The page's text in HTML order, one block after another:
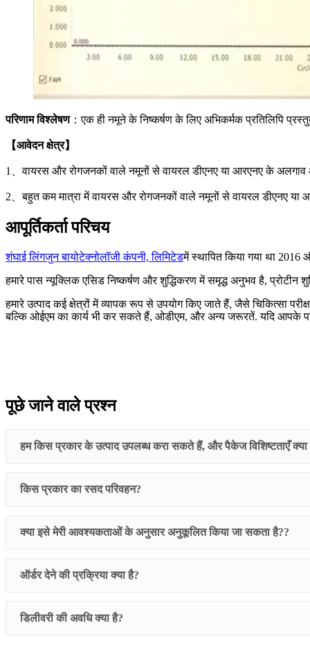
परिणाम विश्लेषण：एक ही नमूने के निष्कर्षण के लिए अभिकर्मक प्रतिलिपि
【आवेदन क्षेत्र】
1、वायरस और रोगजनकों वाले नमूनों से वायरल डीएनए या आरएनए के
2、बहुत कम मात्रा में वायरस और रोगजनकों वाले नमूनों से वायरल डीएनए
आपूर्तिकर्ता परिचय
शंघाई लिंगजुन बायोटेक्नोलॉजी कंपनी, लिमिटेडमें स्थापित किया गया था 2016
हमारे पास न्यूक्लिक एसिड निष्कर्षण और शुद्धिकरण में समृद्ध अनुभव है,
हमारे उत्पाद कई क्षेत्रों में व्यापक रूप से उपयोग किए जाते हैं, जैसे चिकित्सा
बल्कि ओईएम का कार्य भी कर सकते हैं, ओडीएम, और अन्य जरूरतें. यदि आपके
पूछे जाने वाले प्रश्न
हम किस प्रकार के उत्पाद उपलब्ध करा सकते हैं, और पैकेज विशिष्टताएँ क्या
किस प्रकार का रसद परिवहन?
क्या इसे मेरी आवश्यकताओं के अनुसार अनुकूलित किया जा सकता है??
we provide customized service and also support
ऑर्डर देने की प्रक्रिया क्या है?
डिलीवरी की अवधि क्या है?